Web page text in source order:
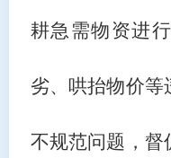
耕急需物资进
劣、哄抬物价等
不规范问题，督